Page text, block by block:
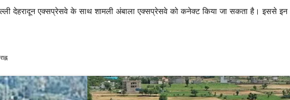
देहरादून एक्सप्रेसवे के साथ शामली अंबाला एक्सप्रेसवे को कनेक्ट किया जा सकता है। इससे इन